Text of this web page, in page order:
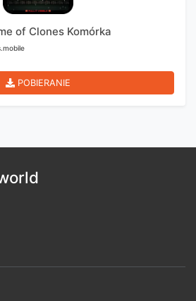
of Clones Komórka
POBIERANIE